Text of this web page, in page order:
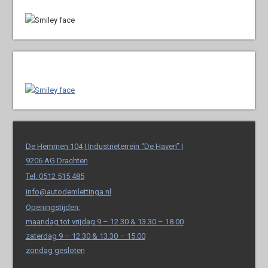
De Hemmen 104 | Industrieterrein “De Haven” |
9206 AG Drachten
Tel: 0512 515 485
info@autodemlettinga.nl
Openingstijden:
maandag tot vrijdag 9 – 12.30 & 13.30 – 18.00
zaterdag 9 – 12.30 & 13.30 – 15.00
zondag gesloten